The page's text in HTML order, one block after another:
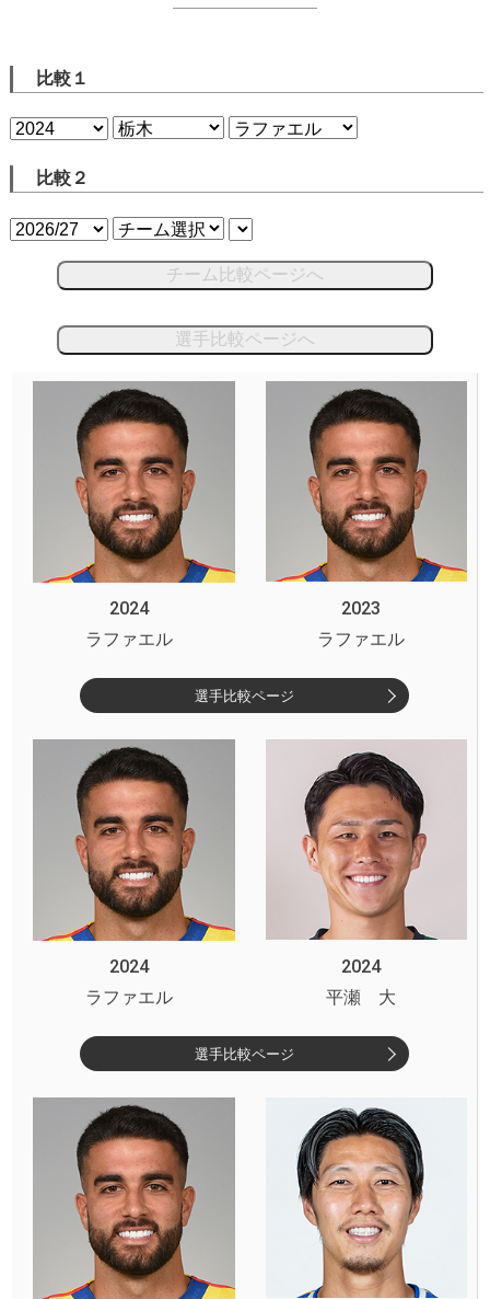
比較１
比較２
チーム比較ページへ
選手比較ページへ
2024
2023
ラファエル
ラファエル
選手比較ページ
2024
2024
ラファエル
平瀬 大
選手比較ページ